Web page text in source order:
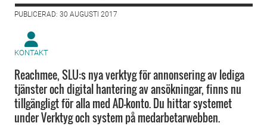
PUBLICERAD: 30 AUGUSTI 2017
KONTAKT
Reachmee, SLU:s nya verktyg för annonsering av lediga
tjänster och digital hantering av ansökningar, finns nu
tillgängligt för alla med AD-konto. Du hittar systemet
under Verktyg och system på medarbetarwebben.